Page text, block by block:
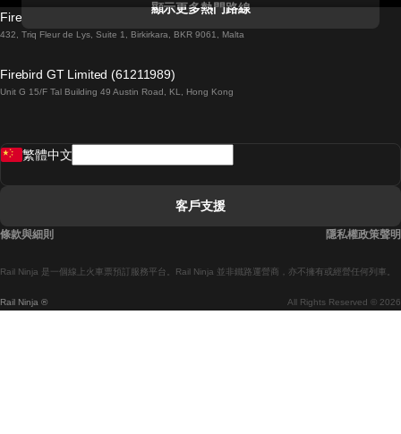
都柏林開往戈尔韦的列車
羅馬開往拿坡里的列車
顯示更多熱門路線
Firebird GT Limited (OC 1451)
432, Triq Fleur de Lys, Suite 1, Birkirkara, BKR 9061, Malta
Firebird GT Limited (61211989)
Unit G 15/F Tal Building 49 Austin Road, KL, Hong Kong
Rail Ninja ® All Rights Reserved © 2026
Rail Ninja 是一個線上火車票預訂服務平台。Rail Ninja 並非鐵路運營商，亦不擁有或經營任何列車。
繁體中文
客戶支援
條款與細則 隱私權政策聲明